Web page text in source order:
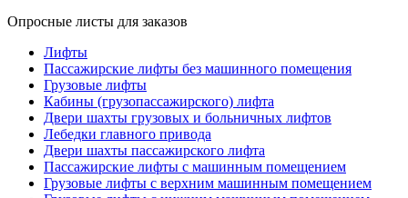
Опросные листы для заказов
Лифты
Пассажирские лифты без машинного помещения
Грузовые лифты
Кабины (грузопассажирского) лифта
Двери шахты грузовых и больничных лифтов
Лебедки главного привода
Двери шахты пассажирского лифта
Пассажирские лифты с машинным помещением
Грузовые лифты с верхним машинным помещением